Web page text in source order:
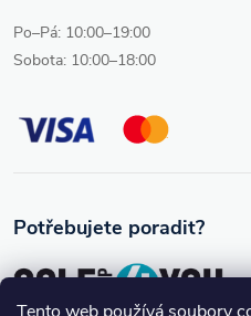
Po–Pá: 10:00–19:00
Sobota: 10:00–18:00
Potřebujete poradit?